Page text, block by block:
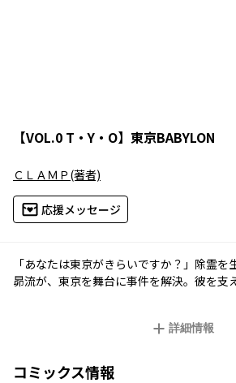
【VOL.0 T・Y・O】 東京BABYLON
ＣＬＡＭＰ(著者)
応援メッセージ
「あなたは東京がきらいですか？」除霊を
昴流が、東京を舞台に事件を解決。彼を支
詳細情報
コミックス情報